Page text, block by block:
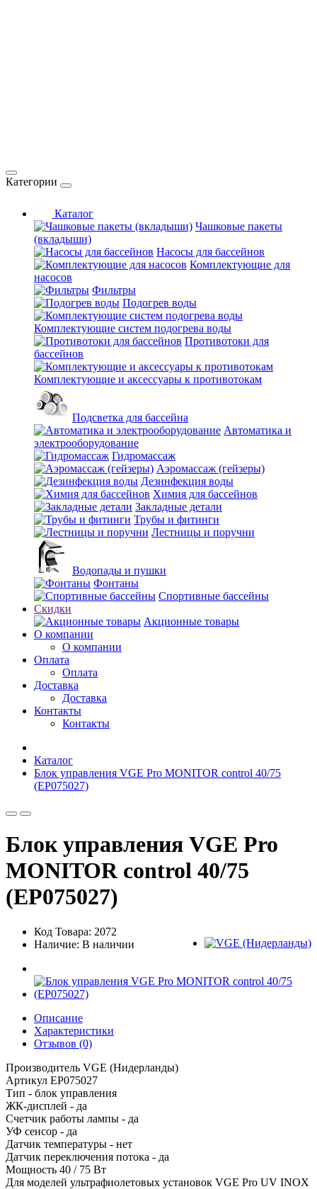
Категории
Каталог
Чашковые пакеты
(вкладыши)
Насосы для бассейнов
Комплектующие для
насосов
Фильтры
Подогрев воды
Комплектующие систем подогрева воды
Противотоки для
бассейнов
Комплектующие и аксессуары к противотокам
Подсветка для бассейна
Автоматика и
электрооборудование
Гидромассаж
Аэромассаж (гейзеры)
Дезинфекция воды
Химия для бассейнов
Закладные детали
Трубы и фитинги
Лестницы и поручни
Водопады и пушки
Фонтаны
Спортивные бассейны
Скидки
Акционные товары
О компании
О компании
Оплата
Оплата
Доставка
Доставка
Контакты
Контакты
Каталог
Блок управления VGE Pro MONITOR control 40/75
(EP075027)
Блок управления VGE Pro
MONITOR control 40/75
(EP075027)
Код Товара: 2072
Наличие: В наличии
Описание
Характеристики
Отзывов (0)
Производитель VGE (Нидерланды)
Артикул EP075027
Тип - блок управления
ЖК-дисплей - да
Счетчик работы лампы - да
УФ сенсор - да
Датчик температуры - нет
Датчик переключения потока - да
Мощность 40 / 75 Вт
Для моделей ультрафиолетовых установок VGE Pro UV INOX